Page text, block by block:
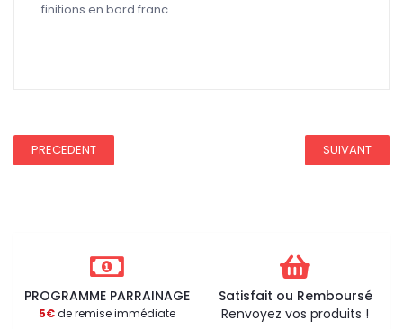
finitions en bord franc
PRECEDENT SUIVANT
PROGRAMME PARRAINAGE
5€de remise immédiate
Satisfait ou Remboursé
Renvoyez vos produits !